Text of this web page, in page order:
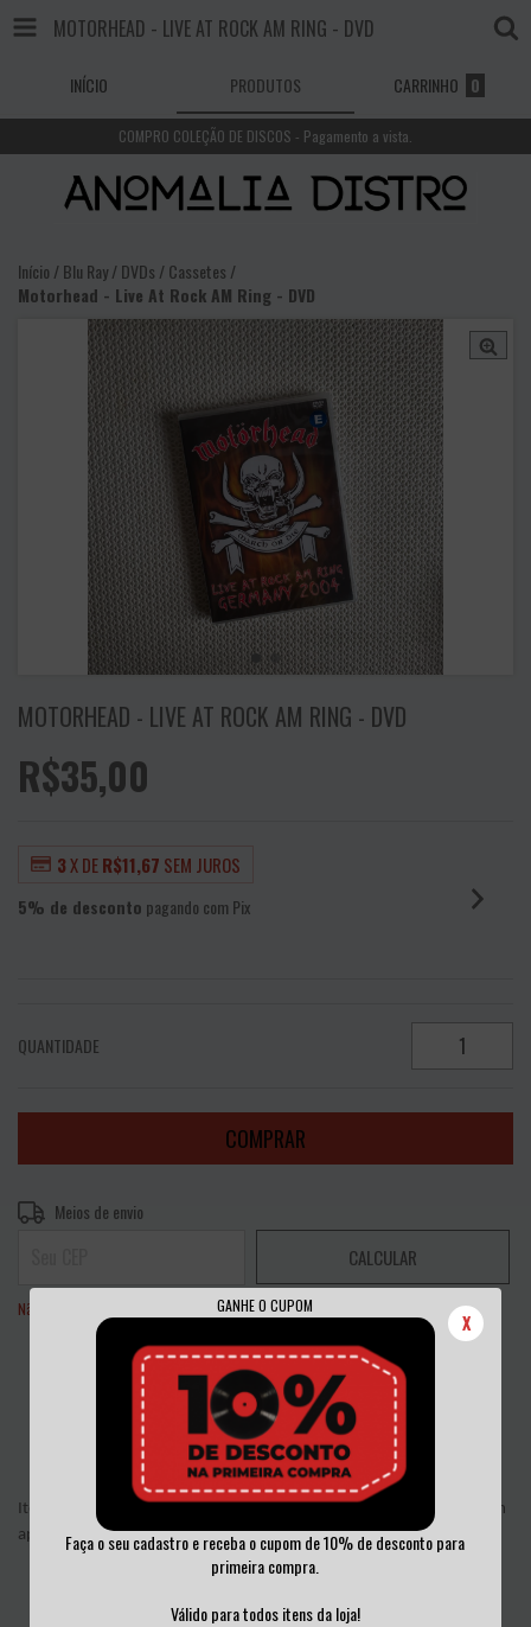
GANHE O CUPOM
X
Faça o seu cadastro e receba o cupom de 10% de desconto para
primeira compra.
Válido para todos itens da loja!
MOTORHEAD - LIVE AT ROCK AM RING - DVD
INÍCIO PRODUTOS CARRINHO 0
COMPRO COLEÇÃO DE DISCOS - Pagamento a vista.
Início /Blu Ray / DVDs / Cassetes /
Motorhead - Live At Rock AM Ring - DVD
MOTORHEAD - LIVE AT ROCK AM RING - DVD
R$35,00
3X DER$11,67 SEM JUROS
5% de desconto pagando com Pix
QUANTIDADE
Entregas para o CEP:
Meios de envio
CALCULAR
Não sei meu CEP
Compartilhar:
Item de colecionador, os que estão abertos não rodaram ou rodaram
apenas uma vez. tudo em perfeito estado